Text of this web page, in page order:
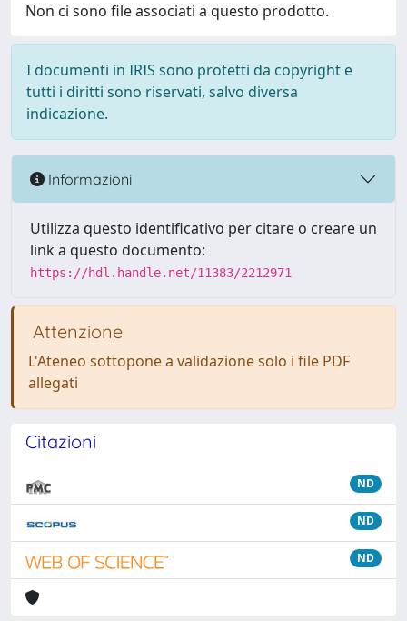
Non ci sono file associati a questo prodotto.
I documenti in IRIS sono protetti da copyright e
tutti i diritti sono riservati, salvo diversa
indicazione.
Informazioni
Utilizza questo identificativo per citare o creare un
link a questo documento:
https://hdl.handle.net/11383/2212971
Attenzione
L'Ateneo sottopone a validazione solo i file PDF
allegati
Citazioni
ND
ND
ND